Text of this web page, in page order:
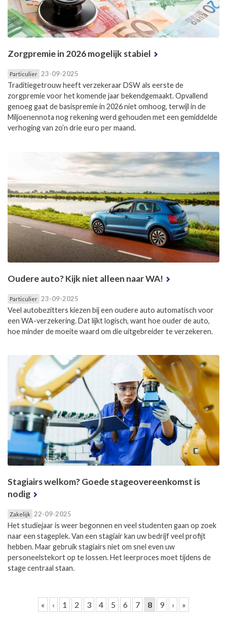
Zorgpremie in 2026 mogelijk stabiel
Particulier 23-09-2025
Traditiegetrouw heeft verzekeraar DSW als eerste de
zorgpremie voor het komende jaar bekendgemaakt. Opvallend
genoeg gaat de basispremie in 2026 niet omhoog, terwijl in de
Miljoenennota nog rekening werd gehouden met een gemiddelde
verhoging van zo’n drie euro per maand.
Oudere auto? Kijk niet alleen naar WA!
Particulier 23-09-2025
Veel autobezitters kiezen bij een oudere auto automatisch voor
een WA-verzekering. Dat lijkt logisch, want hoe ouder de auto,
hoe minder de moeite waard om die uitgebreider te verzekeren.
Stagiairs welkom? Goede stageovereenkomst is
nodig
Zakelijk 22-09-2025
Het studiejaar is weer begonnen en veel studenten gaan op zoek
naar een stageplek. Van een stagiair kan uw bedrijf veel profijt
hebben. Maar gebruik stagiairs niet om snel even uw
personeelstekort op te lossen. Het leerproces moet tijdens de
stage centraal staan.
« ‹ 1 2 3 4 5 6 7 8 9 › »